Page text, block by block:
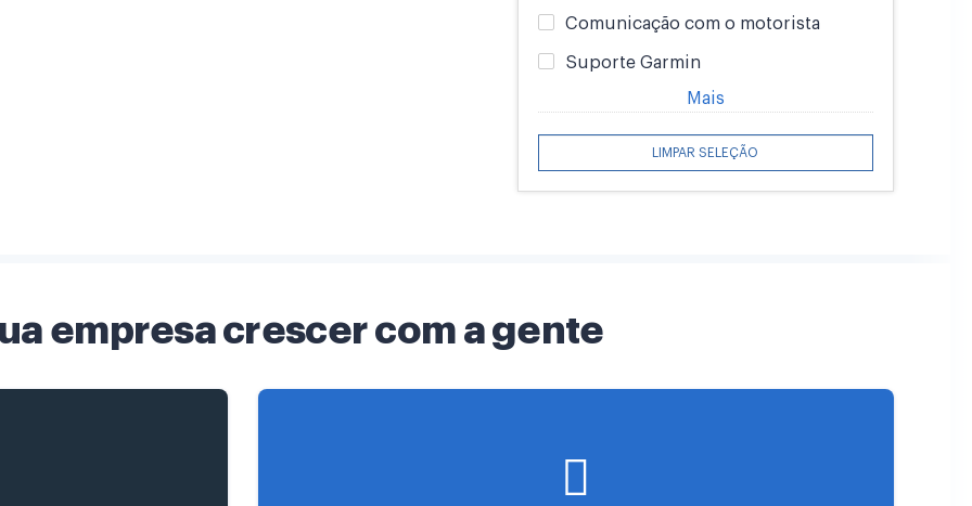
Comunicação com o motorista
Suporte Garmin
Mais
LIMPAR SELEÇÃO
empresa crescer com a gente